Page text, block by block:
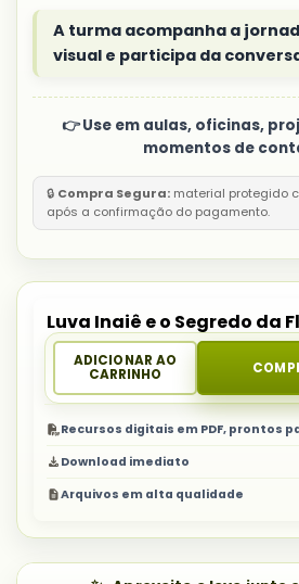
A turma acompanha a
visual e participa da
👉 Use em aulas, oficinas,
momentos de
🔒 Compra Segura: material protegido
após a confirmação do pagamento.
Luva Inaiê e o Segredo da
ADICIONAR AO
CARRINHO
Recursos digitais em PDF, prontos
Download imediato
Arquivos em alta qualidade